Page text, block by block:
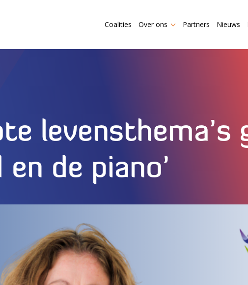
Coalities Over ons Partners Nieuws
levensthema’s
de piano’